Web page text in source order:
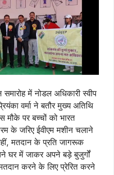
में नोडल अधिकारी स्वीप
वर्मा ने बतौर मुख्य अतिथि
मौके पर बच्चों को भारत
के जरिए ईवीएम मशीन चलाने
मतदान के प्रति जागरूक
घर में जाकर अपने बड़े बुजुर्गों
करने के लिए प्रेरित करने